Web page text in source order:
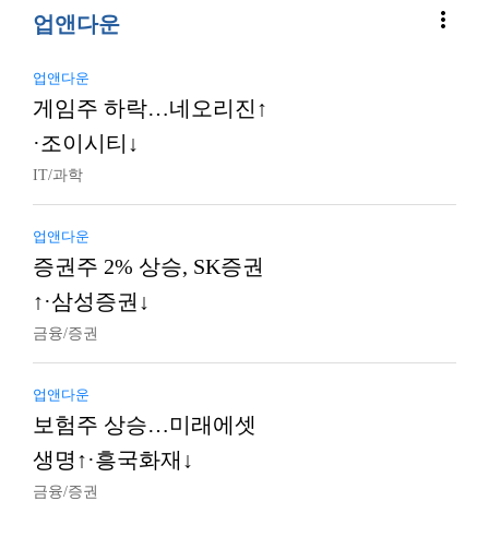
업앤다운 more_vert
업앤다운
게임주 하락…네오리진↑
·조이시티↓
IT/과학
업앤다운
증권주 2% 상승, SK증권
↑·삼성증권↓
금융/증권
업앤다운
보험주 상승…미래에셋
생명↑·흥국화재↓
금융/증권